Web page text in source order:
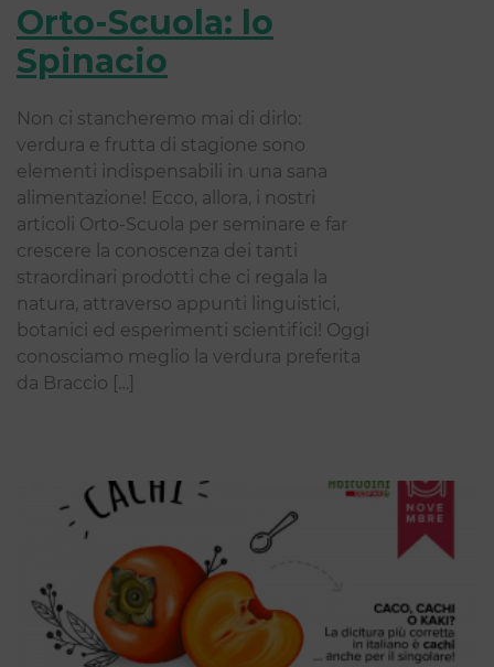
Orto-Scuola: lo
Spinacio
Non ci stancheremo mai di dirlo:
verdura e frutta di stagione sono
elementi indispensabili in una sana
alimentazione! Ecco, allora, i nostri
articoli Orto-Scuola per seminare e far
crescere la conoscenza dei tanti
straordinari prodotti che ci regala la
natura, attraverso appunti linguistici,
botanici ed esperimenti scientifici! Oggi
conosciamo meglio la verdura preferita
da Braccio […]